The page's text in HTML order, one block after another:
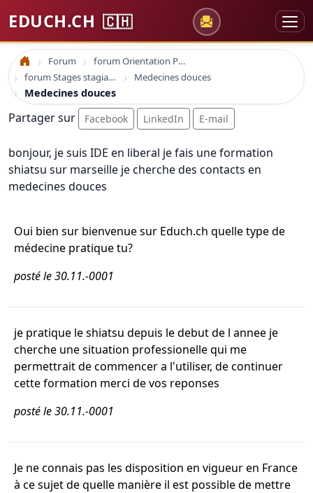
EDUCH.CH 🇨🇭
Accueil Forum
forum Orientation Professionnelle
forum Stages stagiaire emploi
Medecines douces
Medecines douces
Partager sur Facebook LinkedIn E-mail
bonjour, je suis IDE en liberal je fais une formation
shiatsu sur marseille je cherche des contacts en
medecines douces
Oui bien sur bienvenue sur Educh.ch quelle type de
médecine pratique tu?
posté le 30.11.-0001
je pratique le shiatsu depuis le debut de l annee je
cherche une situation professionelle qui me
permettrait de commencer a l'utiliser, de continuer
cette formation merci de vos reponses
posté le 30.11.-0001
Je ne connais pas les disposition en vigueur en France
à ce sujet de quelle manière il est possible de mettre